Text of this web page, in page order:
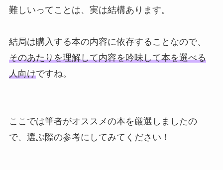
難しいってことは、実は結構あります。
結局は購入する本の内容に依存することなので、
そのあたりを理解して内容を吟味して本を選べる
人向けですね。
ここでは筆者がオススメの本を厳選しましたの
で、選ぶ際の参考にしてみてください！